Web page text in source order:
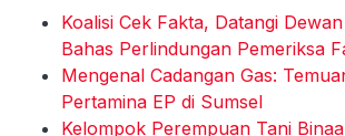
Koalisi Cek Fakta, Datangi
Bahas Perlindungan Pemeriksa
Mengenal Cadangan Gas:
Pertamina EP di Sumsel
Kelompok Perempuan Tani